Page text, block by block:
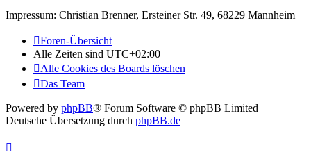
Impressum: Christian Brenner, Ersteiner Str. 49, 68229 Mannheim
Foren-Übersicht
Alle Zeiten sind UTC+02:00
Alle Cookies des Boards löschen
Das Team
Powered by phpBB® Forum Software © phpBB Limited
Deutsche Übersetzung durch phpBB.de